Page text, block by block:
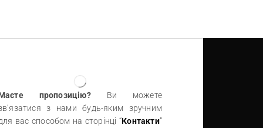
пропозицію?Ви можете
з нами будь-яким зручним
вас способом на сторінці “Контакти”